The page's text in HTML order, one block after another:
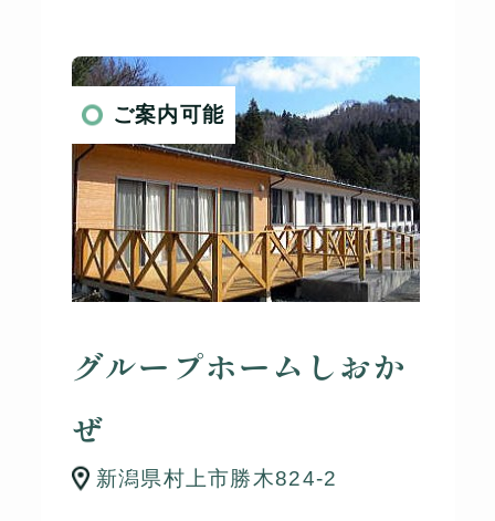
ご案内可能
グループホームしおか
ぜ
新潟県村上市勝木824-2